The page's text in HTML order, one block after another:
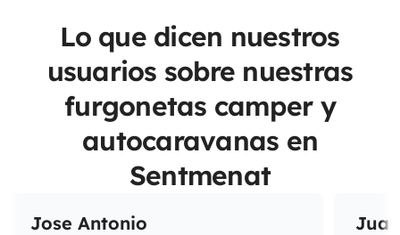
Lo que dicen nuestros
usuarios sobre nuestras
furgonetas camper y
autocaravanas en
Sentmenat
Jose Antonio